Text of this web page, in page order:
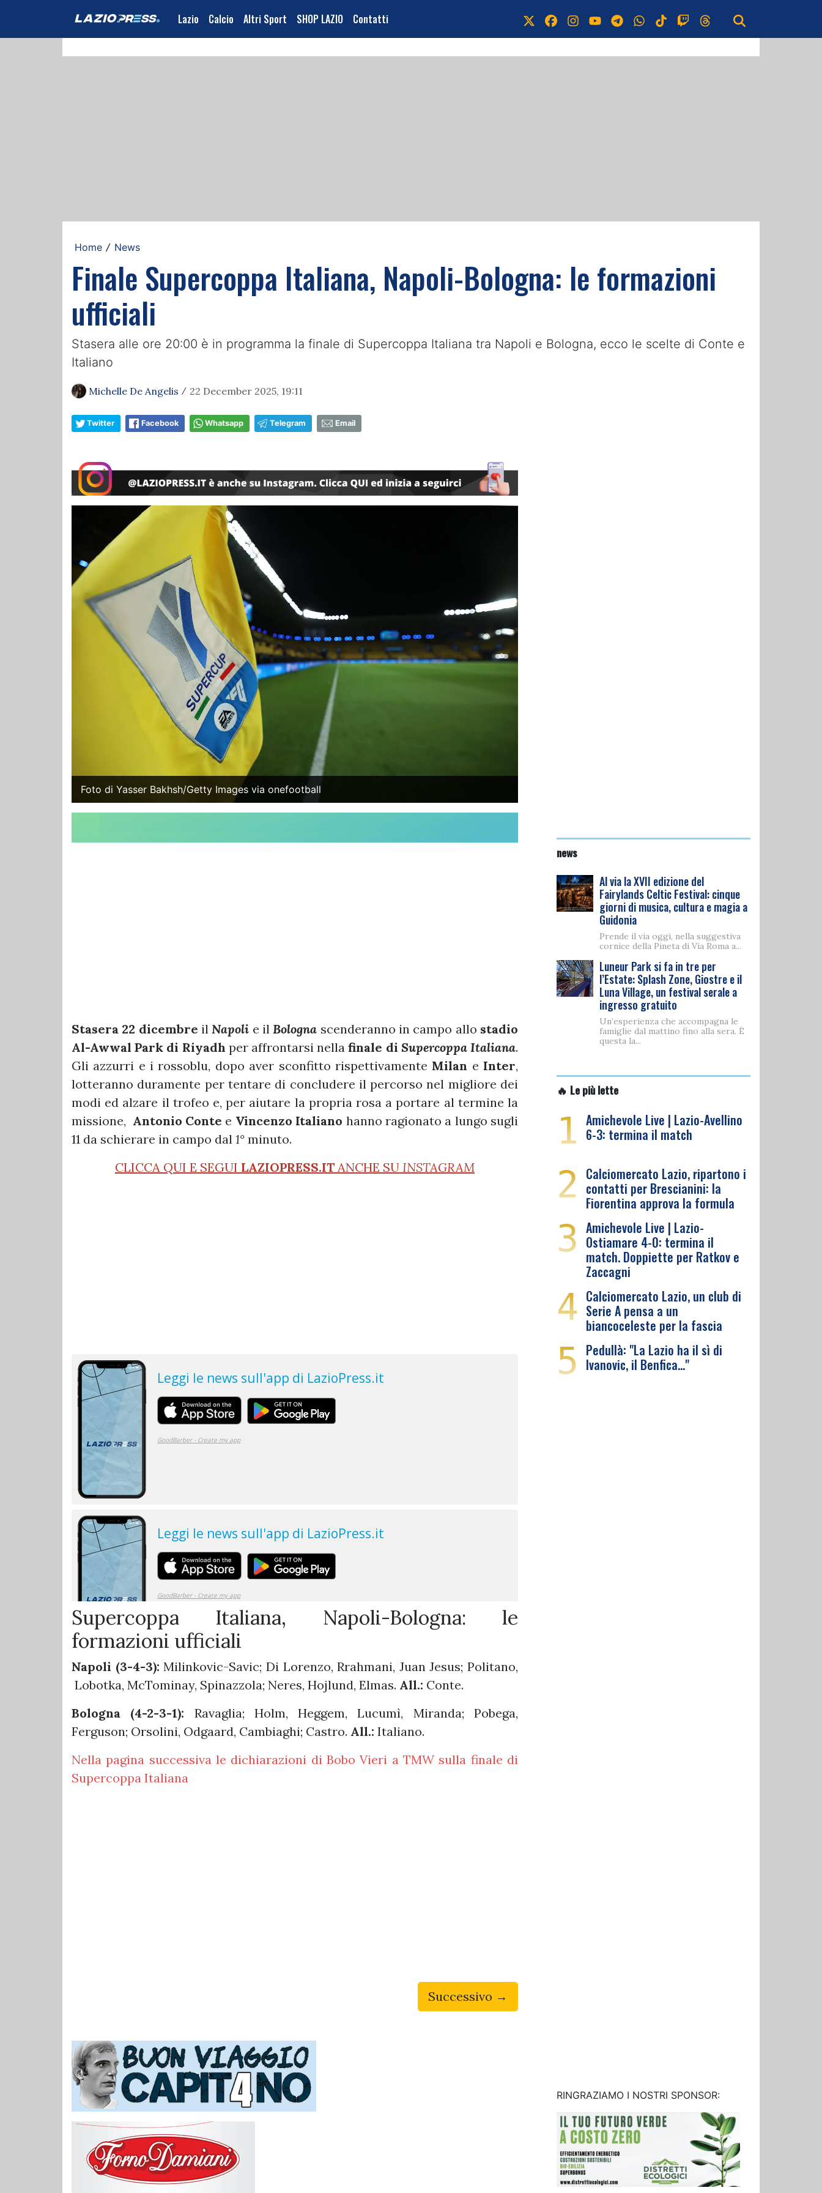
Lazio Calcio Altri Sport SHOP LAZIO Contatti
Home / News
Finale Supercoppa Italiana, Napoli-Bologna: le formazioni
ufficiali
Stasera alle ore 20:00 è in programma la finale di Supercoppa Italiana tra Napoli e Bologna, ecco le scelte di Conte e
Italiano
Michelle De Angelis / 22 December 2025, 19:11
Twitter Facebook Whatsapp Telegram Email
Foto di Yasser Bakhsh/Getty Images via onefootball
Stasera 22 dicembre il Napoli e il Bologna scenderanno in campo allo stadio
Al-Awwal Park di Riyadh per affrontarsi nellafinale di Supercoppa Italiana.
Gli azzurri e i rossoblu, dopo aver sconfitto rispettivamente Milan e Inter,
lotteranno duramente per tentare di concludere il percorso nel migliore dei
modi ed alzare il trofeo e, per aiutare la propria rosa a portare al termine la
missione, Antonio Conte e Vincenzo Italiano hanno ragionato a lungo sugli
11 da schierare in campo dal 1° minuto.
CLICCA QUI E SEGUI LAZIOPRESS.IT ANCHE SU INSTAGRAM
Supercoppa Italiana, Napoli-Bologna: le
formazioni ufficiali
Napoli (3-4-3): Milinkovic-Savic; Di Lorenzo, Rrahmani, Juan Jesus; Politano,
Lobotka, McTominay, Spinazzola; Neres, Hojlund, Elmas. All.: Conte.
Bologna (4-2-3-1): Ravaglia; Holm, Heggem, Lucumì, Miranda; Pobega,
Ferguson; Orsolini, Odgaard, Cambiaghi; Castro. All.: Italiano.
Nella pagina successiva le dichiarazioni di Bobo Vieri a TMW sulla finale di
Supercoppa Italiana
Successivo →
news
Al via la XVII edizione del
Fairylands Celtic Festival: cinque
giorni di musica, cultura e magia a
Guidonia
Prende il via oggi, nella suggestiva
cornice della Pineta di Via Roma a...
Luneur Park si fa in tre per
l’Estate: Splash Zone, Giostre e il
Luna Village, un festival serale a
ingresso gratuito
Un’esperienza che accompagna le
famiglie dal mattino fino alla sera. È
questa la...
🔥 Le più lette
1 Amichevole Live | Lazio-Avellino
6-3: termina il match
2 Calciomercato Lazio, ripartono i
contatti per Brescianini: la
Fiorentina approva la formula
3 Amichevole Live | Lazio-
Ostiamare 4-0: termina il
match. Doppiette per Ratkov e
Zaccagni
4 Calciomercato Lazio, un club di
Serie A pensa a un
biancoceleste per la fascia
5 Pedullà: "La Lazio ha il sì di
Ivanovic, il Benfica…"
RINGRAZIAMO I NOSTRI SPONSOR: